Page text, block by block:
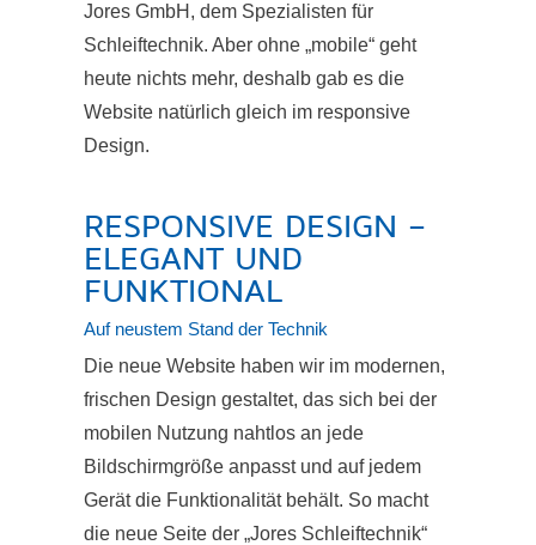
Jores GmbH, dem Spezialisten für
Schleiftechnik. Aber ohne „mobile“ geht
heute nichts mehr, deshalb gab es die
Website natürlich gleich im responsive
Design.
RESPONSIVE DESIGN –
ELEGANT UND
FUNKTIONAL
Auf neustem Stand der Technik
Die neue Website haben wir im modernen,
frischen Design gestaltet, das sich bei der
mobilen Nutzung nahtlos an jede
Bildschirmgröße anpasst und auf jedem
Gerät die Funktionalität behält. So macht
die neue Seite der „Jores Schleiftechnik“